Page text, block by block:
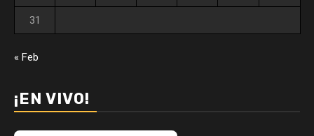
31
« Feb
¡EN VIVO!